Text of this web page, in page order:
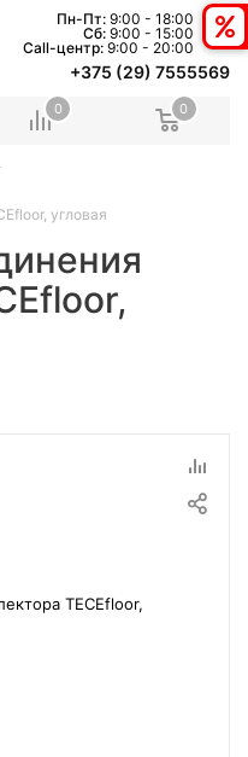
Пн-Пт: 9:00 - 18:00
Сб: 9:00 - 15:00
Сall-центр: 9:00 - 20:00
+375 (29) 7555569
0 0
угловая